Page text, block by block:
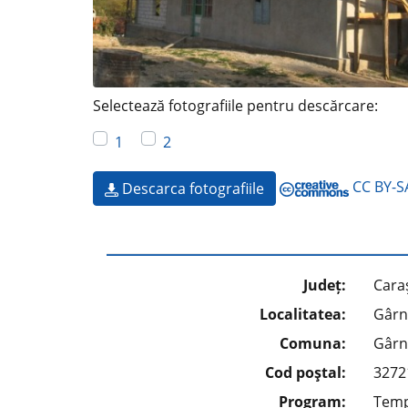
Selectează fotografiile pentru descărcare:
1
2
Descarca fotografiile CC BY-
Județ:
Localitatea:
Comuna:
Cod poştal:
Program: